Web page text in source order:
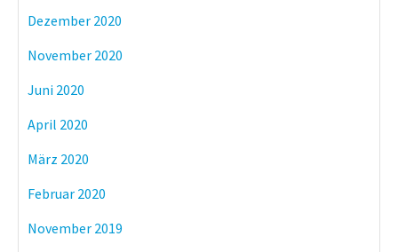
Dezember 2020
November 2020
Juni 2020
April 2020
März 2020
Februar 2020
November 2019